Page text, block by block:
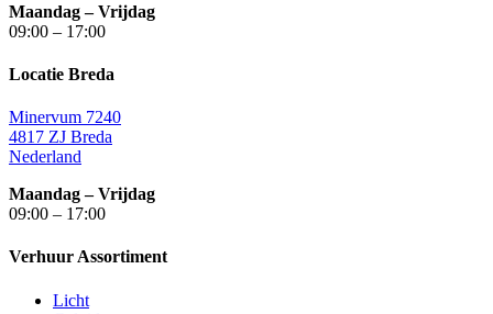
Maandag – Vrijdag
09:00 – 17:00
Locatie Breda
Minervum 7240
4817 ZJ Breda
Nederland
Maandag – Vrijdag
09:00 – 17:00
Verhuur Assortiment
Licht